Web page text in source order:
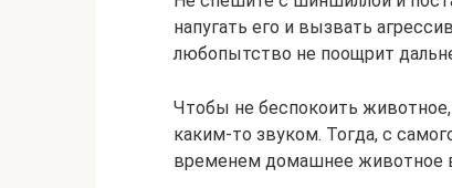
напугать его и вызвать
любопытство не поощрит
Чтобы не беспокоить
каким-то звуком. Тогда, с
временем домашнее животное